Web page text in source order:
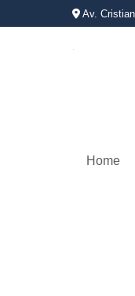
Av.
Home